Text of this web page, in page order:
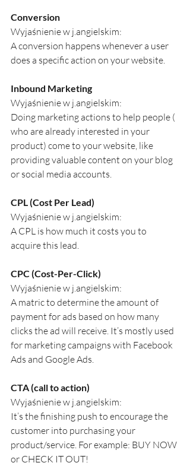
Conversion
Wyjaśnienie w j.angielskim:
A conversion happens whenever a user
does a specific action on your website.
Inbound Marketing
Wyjaśnienie w j.angielskim:
Doing marketing actions to help people (
who are already interested in your
product) come to your website, like
providing valuable content on your blog
or social media accounts.
CPL (Cost Per Lead)
Wyjaśnienie w j.angielskim:
A CPL is how much it costs you to
acquire this lead.
CPC (Cost-Per-Click)
Wyjaśnienie w j.angielskim:
A matric to determine the amount of
payment for ads based on how many
clicks the ad will receive. It’s mostly used
for marketing campaigns with Facebook
Ads and Google Ads.
CTA (call to action)
Wyjaśnienie w j.angielskim:
It’s the finishing push to encourage the
customer into purchasing your
product/service. For example: BUY NOW
or CHECK IT OUT!